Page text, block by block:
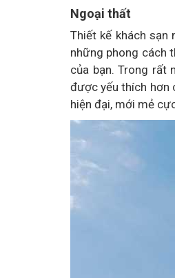
Ngoại thất
Thiết kế khách sạn
những phong cách
của bạn. Trong rất
được yếu thích hơn
hiện đại, mới mẻ